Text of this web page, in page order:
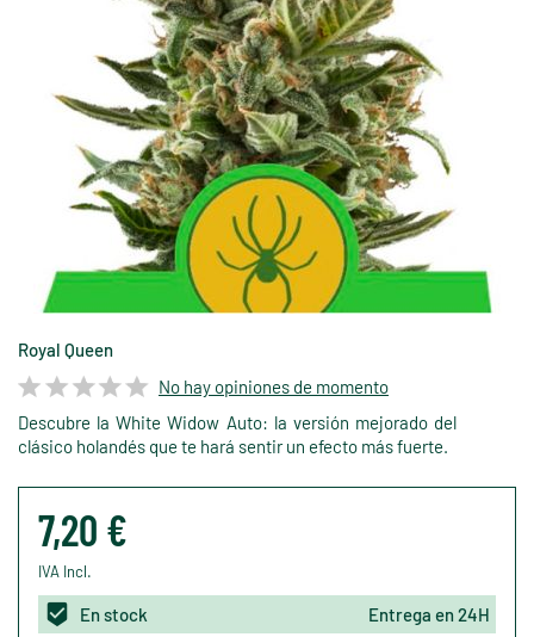
Royal Queen
No hay opiniones de momento
Descubre la White Widow Auto: la versión mejorado del
clásico holandés que te hará sentir un efecto más fuerte.
7,20 €
IVA Incl.
En stock Entrega en 24H